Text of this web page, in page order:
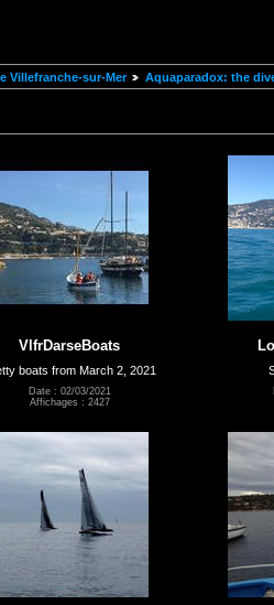
Villefranche-sur-Mer Aquaparadox: the
VlfrDarseBoats
boats from March 2, 2021
Date : 02/03/2021
Affichages : 2427